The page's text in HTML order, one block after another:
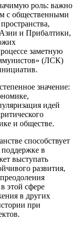
роль: важно
с общественными
Азии и Прибалтики,
заметную
(ЛСК)
значение:
идей
и обществе.
способствует
в
выступать
развития,
этой сфере
в других
при